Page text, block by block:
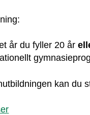
år du fyller 20 år
kan du